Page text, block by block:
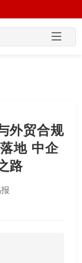
外贸合规
地 中企
路